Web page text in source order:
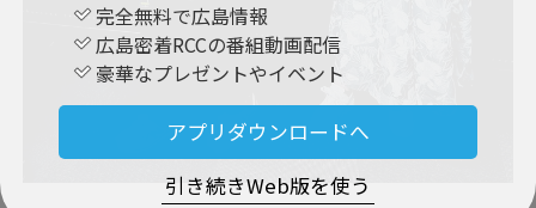
完全無料で広島情報
広島密着RCCの番組動画配信
豪華なプレゼントやイベント
アプリダウンロードへ
引き続きWeb版を使う